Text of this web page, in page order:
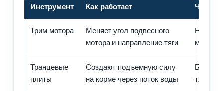
Инструмент Как работает Что
Трим мотора
Меняет угол подвесного
мотора и направление тяги
Транцевые
плиты
Создают подъемную силу
на корме через поток воды